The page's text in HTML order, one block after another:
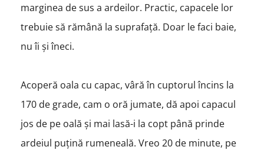
marginea de sus a ardeilor. Practic, capacele lor
trebuie să rămână la suprafață. Doar le faci baie,
nu îi și îneci.
Acoperă oala cu capac, vâră în cuptorul încins la
170 de grade, cam o oră jumate, dă apoi capacul
jos de pe oală și mai lasă-i la copt până prinde
ardeiul puțină rumeneală. Vreo 20 de minute, pe